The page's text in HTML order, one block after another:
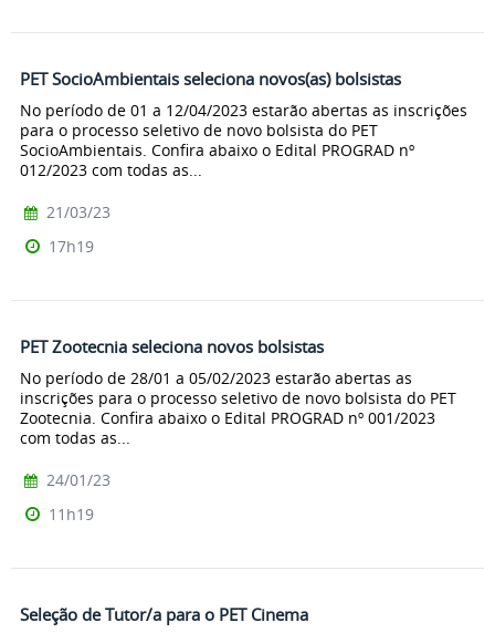
PET SocioAmbientais seleciona novos(as) bolsistas
No período de 01 a 12/04/2023 estarão abertas as inscrições
para o processo seletivo de novo bolsista do PET
SocioAmbientais. Confira abaixo o Edital PROGRAD nº
012/2023 com todas as...
21/03/23
17h19
PET Zootecnia seleciona novos bolsistas
No período de 28/01 a 05/02/2023 estarão abertas as
inscrições para o processo seletivo de novo bolsista do PET
Zootecnia. Confira abaixo o Edital PROGRAD nº 001/2023
com todas as...
24/01/23
11h19
Seleção de Tutor/a para o PET Cinema